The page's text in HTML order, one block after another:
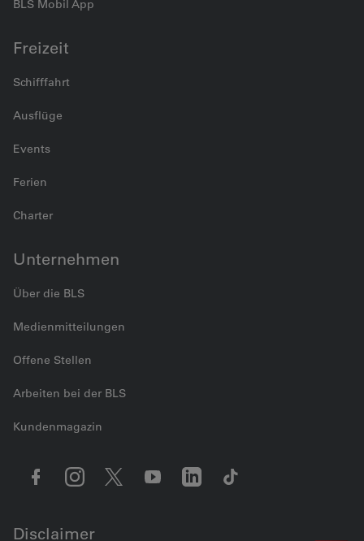
BLS Mobil App
Freizeit
Schifffahrt
Ausflüge
Events
Ferien
Charter
Unternehmen
Über die BLS
Medienmitteilungen
Offene Stellen
Arbeiten bei der BLS
Kundenmagazin
Disclaimer